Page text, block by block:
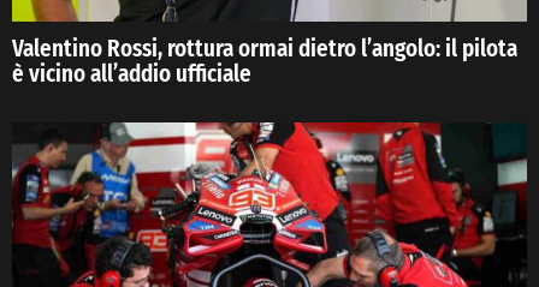
Valentino Rossi, rottura ormai dietro l’angolo: il pilota
è vicino all’addio ufficiale